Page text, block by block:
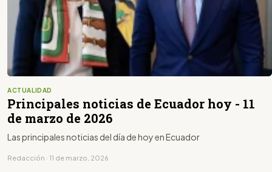
ACTUALIDAD
Principales noticias de Ecuador hoy - 11
de marzo de 2026
Las principales noticias del día de hoy en Ecuador
Redacción · 11 de marzo, 2026